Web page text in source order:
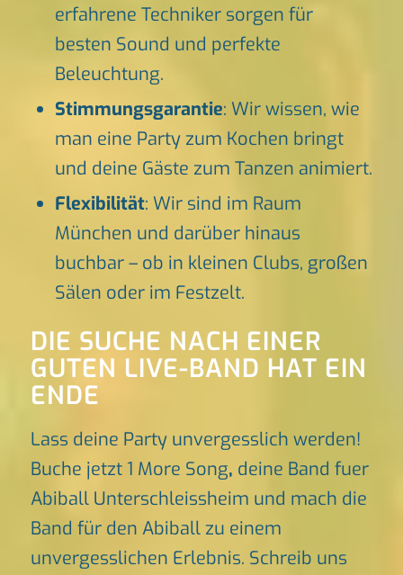
erfahrene Techniker sorgen für
besten Sound und perfekte
Beleuchtung.
Stimmungsgarantie: Wir wissen, wie
man eine Party zum Kochen bringt
und deine Gäste zum Tanzen animiert.
Flexibilität: Wir sind im Raum
München und darüber hinaus
buchbar – ob in kleinen Clubs, großen
Sälen oder im Festzelt.
DIE SUCHE NACH EINER
GUTEN LIVE-BAND HAT EIN
ENDE
Lass deine Party unvergesslich werden!
Buche jetzt 1 More Song, deine Band fuer
Abiball Unterschleissheim und mach die
Band für den Abiball zu einem
unvergesslichen Erlebnis. Schreib uns